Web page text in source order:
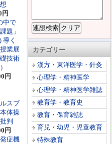
カテゴリー
漢方・東洋医学・針灸
心理学・精神医学
心理学・精神医学雑誌
教育学・教育史
教育・保育雑誌
育児・幼児・児童教育
特殊教育
円
中で
題」
導く
業展
技術
円
スブ
体操
判
円
症機